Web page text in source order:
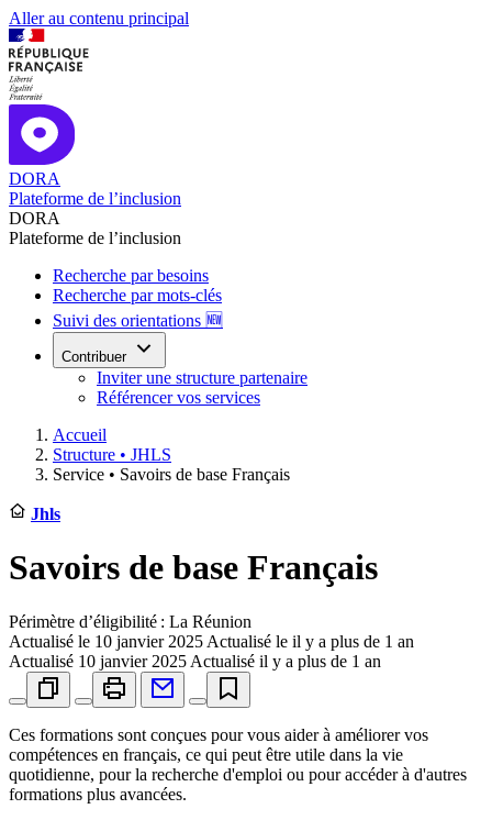
Aller au contenu principal
DORA
Plateforme de l’inclusion
DORA
Plateforme de l’inclusion
Recherche par besoins
Recherche par mots-clés
Suivi des orientations 🆕
Contribuer
Inviter une structure partenaire
Référencer vos services
Accueil
Structure • JHLS
Service • Savoirs de base Français
Jhls
Savoirs de base Français
Périmètre d’éligibilité : La Réunion
Actualisé le 10 janvier 2025 Actualisé le il y a plus de 1 an
Actualisé 10 janvier 2025 Actualisé il y a plus de 1 an
Ces formations sont conçues pour vous aider à améliorer vos
compétences en français, ce qui peut être utile dans la vie
quotidienne, pour la recherche d'emploi ou pour accéder à d'autres
formations plus avancées.